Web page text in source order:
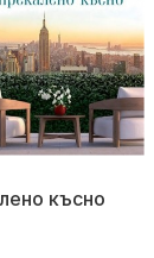
късно